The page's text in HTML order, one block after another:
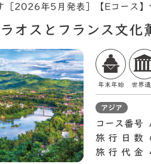
［2026年5月発表］【Eコース
オスとフランス文化
年末年始 世界
アジア
コース番号
旅行日数
旅行代金